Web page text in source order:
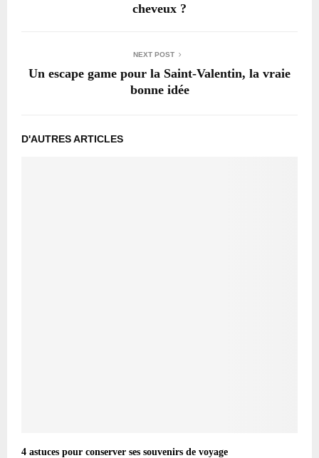
cheveux ?
NEXT POST
Un escape game pour la Saint-Valentin, la vraie
bonne idée
D'AUTRES ARTICLES
4 astuces pour conserver ses souvenirs de voyage